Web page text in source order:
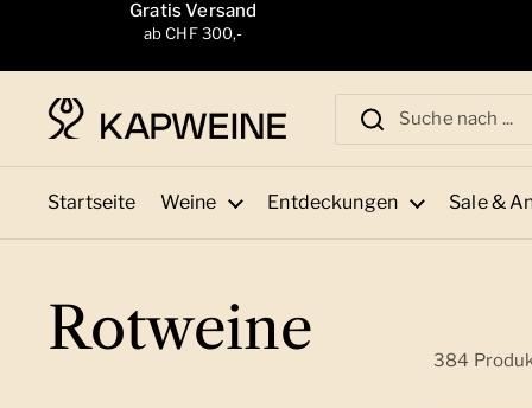
Zum Inhalt springenGratis Versand
ab CHF 300,-
Startseite Weine Entdeckungen Sale &
Rotweine 384